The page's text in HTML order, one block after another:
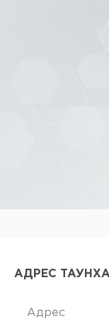
АДРЕС
Адрес